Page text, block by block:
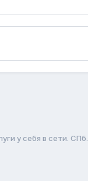
у себя в сети. СПб.